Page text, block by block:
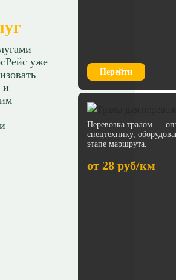
уже
и
Перейти
Перевозка тралом —
спецтехнику,
этапе маршрута.
от 28 руб/км